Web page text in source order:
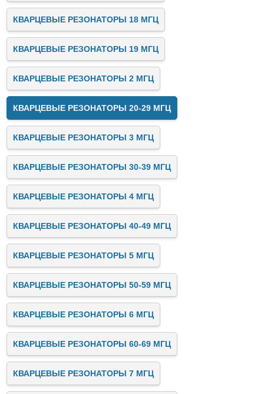
КВАРЦЕВЫЕ РЕЗОНАТОРЫ 18 МГЦ
КВАРЦЕВЫЕ РЕЗОНАТОРЫ 19 МГЦ
КВАРЦЕВЫЕ РЕЗОНАТОРЫ 2 МГЦ
КВАРЦЕВЫЕ РЕЗОНАТОРЫ 20-29 МГЦ
КВАРЦЕВЫЕ РЕЗОНАТОРЫ 3 МГЦ
КВАРЦЕВЫЕ РЕЗОНАТОРЫ 30-39 МГЦ
КВАРЦЕВЫЕ РЕЗОНАТОРЫ 4 МГЦ
КВАРЦЕВЫЕ РЕЗОНАТОРЫ 40-49 МГЦ
КВАРЦЕВЫЕ РЕЗОНАТОРЫ 5 МГЦ
КВАРЦЕВЫЕ РЕЗОНАТОРЫ 50-59 МГЦ
КВАРЦЕВЫЕ РЕЗОНАТОРЫ 6 МГЦ
КВАРЦЕВЫЕ РЕЗОНАТОРЫ 60-69 МГЦ
КВАРЦЕВЫЕ РЕЗОНАТОРЫ 7 МГЦ